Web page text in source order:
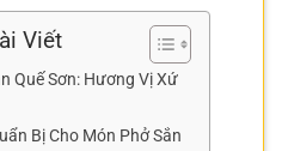
Viết
Quế Sơn: Hương Vị Xứ
Bị Cho Món Phở Sắn